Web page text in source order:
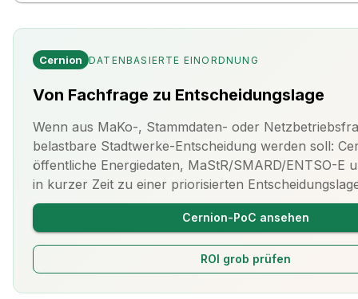
Cernion DATENBASIERTE EINORDNUNG
Von Fachfrage zu Entscheidungslage
Wenn aus MaKo-, Stammdaten- oder
belastbare Stadtwerke-Entscheidung werden soll:
öffentliche Energiedaten, MaStR/SMARD/ENTSO-E
in kurzer Zeit zu einer priorisierten
Cernion-PoC ansehen
ROI grob prüfen